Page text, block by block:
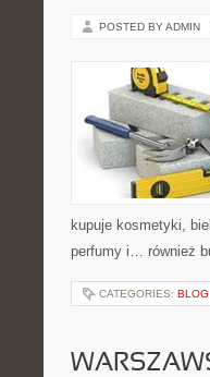
POSTED BY ADMIN
kupuje kosmetyki,
perfumy i… również
CATEGORIES: BLOG